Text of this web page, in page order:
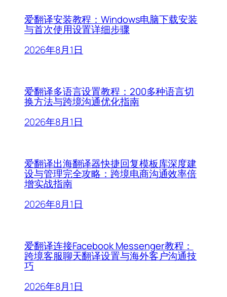
爱翻译安装教程：Windows电脑下载安装
与首次使用设置详细步骤
2026年8月1日
爱翻译多语言设置教程：200多种语言切
换方法与跨境沟通优化指南
2026年8月1日
爱翻译出海翻译器快捷回复模板库深度建
设与管理完全攻略：跨境电商沟通效率倍
增实战指南
2026年8月1日
爱翻译连接Facebook Messenger教程：
跨境客服聊天翻译设置与海外客户沟通技
巧
2026年8月1日